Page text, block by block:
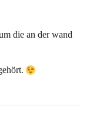
die an der wand